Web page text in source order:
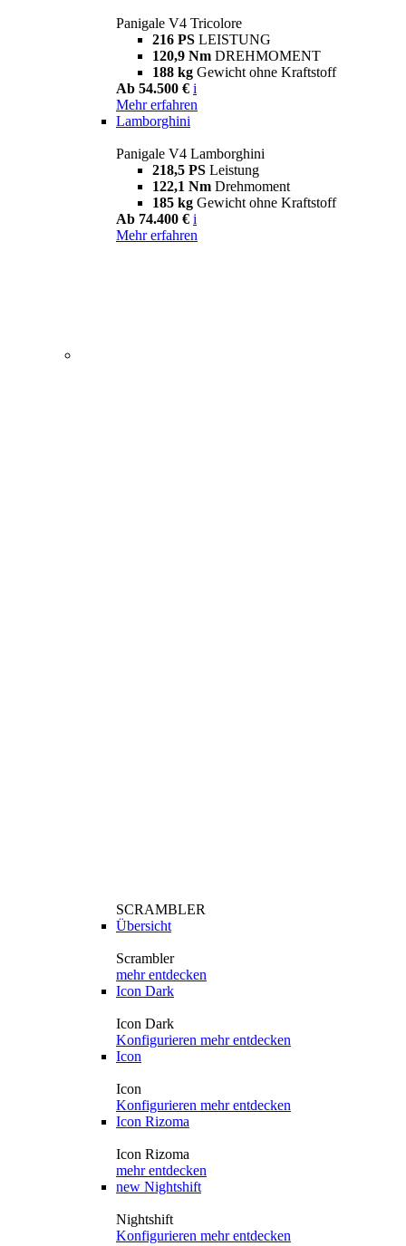
Panigale V4 Tricolore
216 PS LEISTUNG
120,9 Nm DREHMOMENT
188 kg Gewicht ohne Kraftstoff
Ab 54.500 € i
Mehr erfahren
Lamborghini
Panigale V4 Lamborghini
218,5 PS Leistung
122,1 Nm Drehmoment
185 kg Gewicht ohne Kraftstoff
Ab 74.400 € i
Mehr erfahren
SCRAMBLER
Übersicht
Scrambler
mehr entdecken
Icon Dark
Icon Dark
Konfigurieren mehr entdecken
Icon
Icon
Konfigurieren mehr entdecken
Icon Rizoma
Icon Rizoma
mehr entdecken
new Nightshift
Nightshift
Konfigurieren mehr entdecken